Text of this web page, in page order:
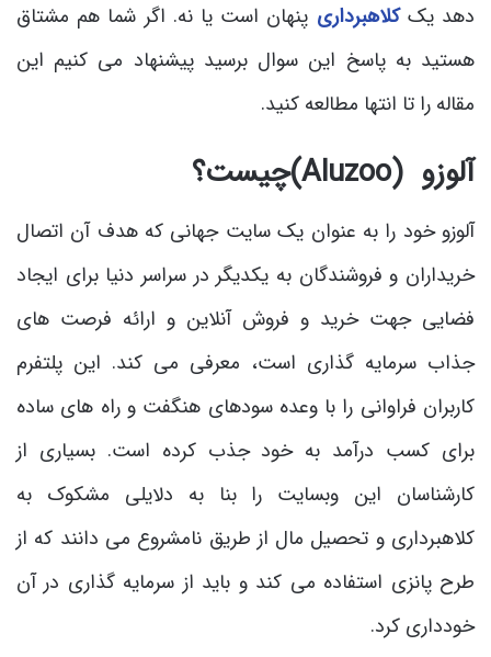
دهد یککلاهبرداری پنهان است یا نه. اگر شما هم مشتاق
هستید به پاسخ این سوال برسید پیشنهاد می کنیم این
مقاله را تا انتها مطالعه کنید.
آلوزو (Aluzoo)چیست؟
آلوزو خود را به عنوان یک سایت جهانی که هدف آن اتصال
خریداران و فروشندگان به یکدیگر در سراسر دنیا برای ایجاد
فضایی جهت خرید و فروش آنلاین و ارائه فرصت‌ های
جذاب سرمایه‌ گذاری است، معرفی می کند. این پلتفرم
کاربران فراوانی را با وعده سودهای هنگفت و راه های ساده
برای کسب درآمد به خود جذب کرده است. بسیاری از
کارشناسان این وبسایت را بنا به دلایلی مشکوک به
کلاهبرداری و تحصیل مال از طریق نامشروع می دانند که از
طرح پانزی استفاده می کند و باید از سرمایه گذاری در آن
خودداری کرد.